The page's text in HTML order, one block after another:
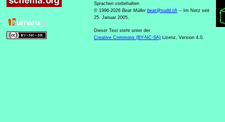
Sprachen vorbehalten
© 1996-2026 Beat Müller beat@sudd.ch -- Im Netz seit
25. Januar 2005.
Dieser Text steht unter der
Creative Commons (BY-NC-SA) Lizenz, Version 4.0.